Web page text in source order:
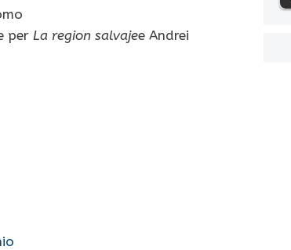
per La region salvajee Andrei